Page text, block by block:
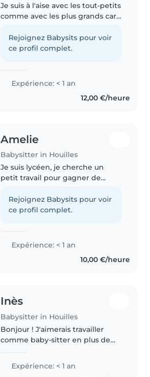
Je suis à l'aise avec les tout-petits
comme avec les plus grands car
10ans. Résolument drôle et
sportif(ve), je dispense aide aux
Rejoignez Babysits pour voir
ce profil complet.
Expérience: < 1 an
12,00 €/heure
Amelie
Babysitter in Houilles
Je suis lycéen, je cherche un
petit travail pour gagner de
mon temps libre. J'aime
m'occuper des enfants et ai
Rejoignez Babysits pour voir
ce profil complet.
Expérience: < 1 an
10,00 €/heure
Inès
Babysitter in Houilles
Bonjour ! J'aimerais travailler
comme baby-sitter en plus de
garder à plusieurs reprises mes
cousins cousines, les frères et
Expérience: < 1 an